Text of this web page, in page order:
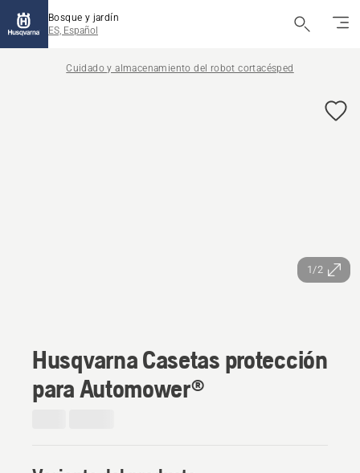
Bosque y jardín
ES, Español
Cuidado y almacenamiento del robot cortacésped
1/2
Husqvarna Casetas protección
para Automower®